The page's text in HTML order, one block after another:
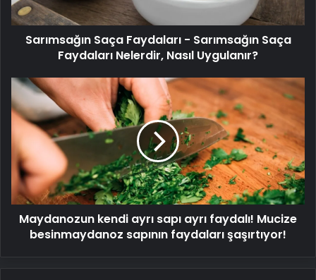
Nelerdir,
Nasıl
Uygulanır?
Sarımsağın Saça Faydaları - Sarımsağın Saça
Faydaları Nelerdir, Nasıl Uygulanır?
Maydanozun
kendi
ayrı
sapı
ayrı
faydalı!
Mucize
besinmaydanoz
sapının
faydaları
şaşırtıyor!
Maydanozun kendi ayrı sapı ayrı faydalı! Mucize
besinmaydanoz sapının faydaları şaşırtıyor!